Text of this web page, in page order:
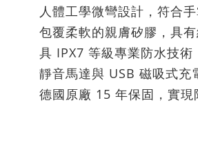
人體工學微彎設計，符合
包覆柔軟的親膚矽膠，具
具 IPX7 等級專業防水技
靜音馬達與 USB 磁吸式充
德國原廠 15 年保固，實現